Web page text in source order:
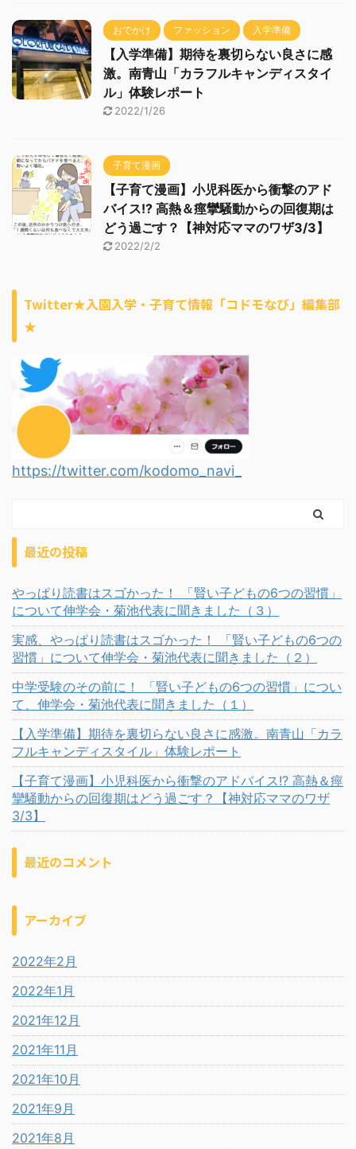
おでかけ ファッション 入学準備
【入学準備】期待を裏切らない良さに感
激。南青山「カラフルキャンディスタイ
ル」体験レポート
2022/1/26
子育て漫画
【子育て漫画】小児科医から衝撃のアド
バイス!? 高熱＆痙攣騒動からの回復期は
どう過ごす？【神対応ママのワザ3/3】
2022/2/2
Twitter★入園入学・子育て情報「コドモなび」編集部
★
https://twitter.com/kodomo_navi_
最近の投稿
やっぱり読書はスゴかった！ 「賢い子どもの6つの習慣」
について伸学会・菊池代表に聞きました（３）
実感、やっぱり読書はスゴかった！ 「賢い子どもの6つの
習慣」について伸学会・菊池代表に聞きました（２）
中学受験のその前に！ 「賢い子どもの6つの習慣」につい
て、伸学会・菊池代表に聞きました（１）
【入学準備】期待を裏切らない良さに感激。南青山「カラ
フルキャンディスタイル」体験レポート
【子育て漫画】小児科医から衝撃のアドバイス!? 高熱＆痙
攣騒動からの回復期はどう過ごす？【神対応ママのワザ
3/3】
最近のコメント
アーカイブ
2022年2月
2022年1月
2021年12月
2021年11月
2021年10月
2021年9月
2021年8月